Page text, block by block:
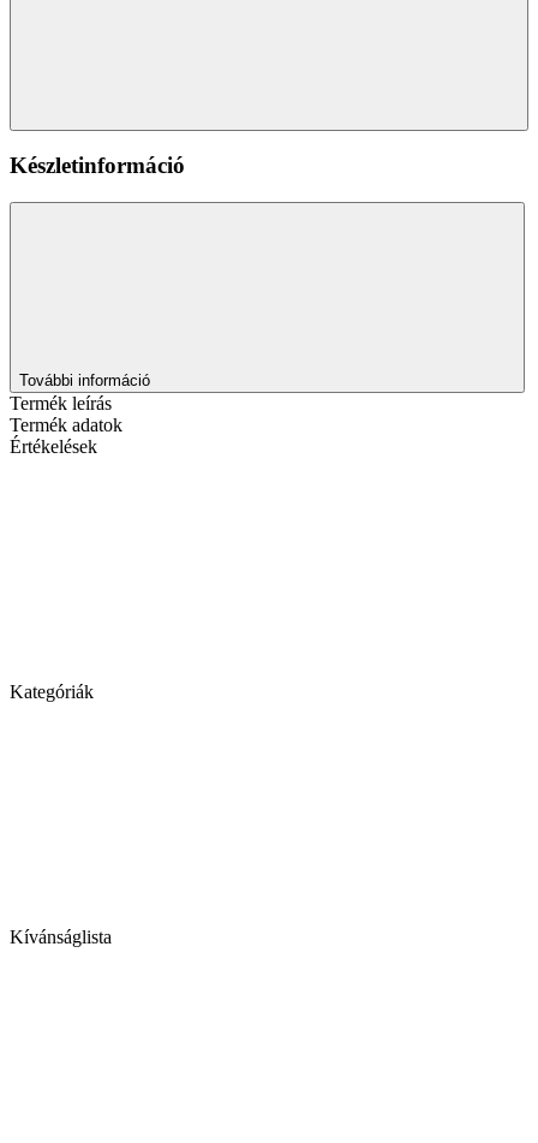
Készletinformáció
További információ
Termék leírás
Termék adatok
Értékelések
Kategóriák
Kívánságlista